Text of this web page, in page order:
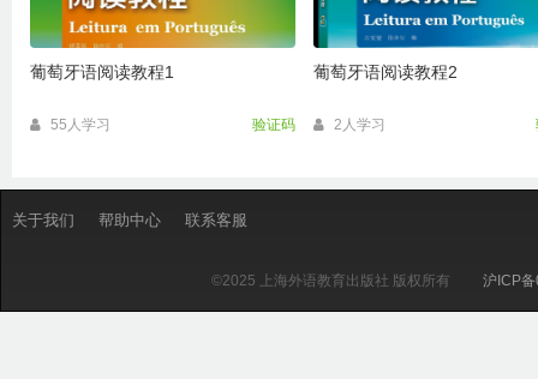
葡萄牙语阅读教程1
55人学习 验证码
葡萄牙语阅读教程2
2人学习
关于我们 帮助中心 联系客服
©2025 上海外语教育出版社 版权所有 沪ICP